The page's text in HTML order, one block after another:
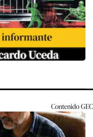
ContenidoGEC